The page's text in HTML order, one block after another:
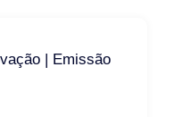
| Emissão